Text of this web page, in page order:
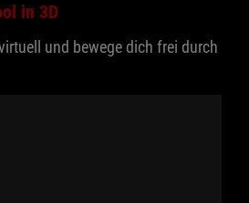
in 3D
und bewege dich frei durch